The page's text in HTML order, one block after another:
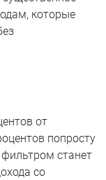
которые
от
попросту
станет
со